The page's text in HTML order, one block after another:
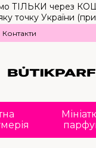
ТІЛЬКИ через
(при
Контакти